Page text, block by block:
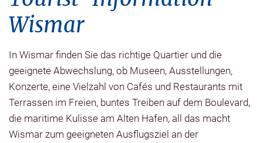
Wismar
In Wismar finden Sie das richtige Quartier und die
geeignete Abwechslung, ob Museen, Ausstellungen,
Konzerte, eine Vielzahl von Cafés und Restaurants mit
Terrassen im Freien, buntes Treiben auf dem Boulevard,
die maritime Kulisse am Alten Hafen, all das macht
Wismar zum geeigneten Ausflugsziel an der